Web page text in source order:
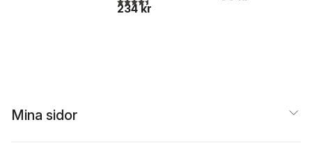
234 kr
Mina sidor